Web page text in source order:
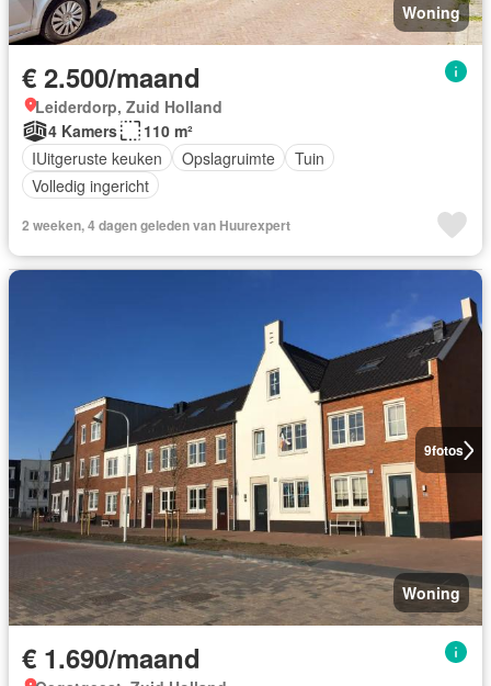
Woning
€ 2.500/maand
Leiderdorp, Zuid Holland
4 Kamers
110 m²
IUitgeruste keuken
Opslagruimte
Tuin
Volledig ingericht
2 weeken, 4 dagen geleden van Huurexpert
9fotos
Woning
€ 1.690/maand